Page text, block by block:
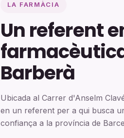
LA FARMÀCIA
Un referent
Barberà
Ubicada al Carrer d'Anselm
en un referent per a qui busca
confiança a la província de